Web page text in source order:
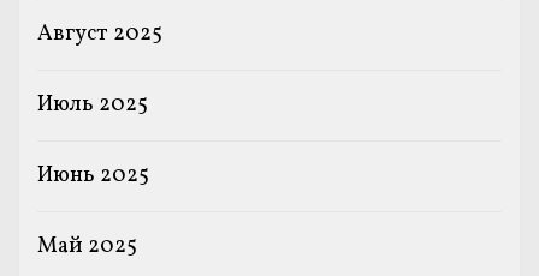
Август 2025
Июль 2025
Июнь 2025
Май 2025